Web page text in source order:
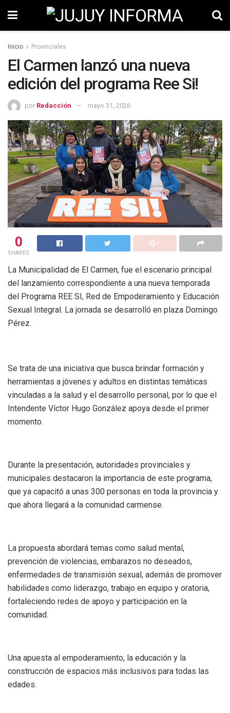
Inicio Provinciales
El Carmen lanzó una nueva
edición del programa Ree Si!
por Redacción mayo 31, 2026
0
SHARES
La Municipalidad de El Carmen, fue el escenario principal
del lanzamiento correspondiente a una nueva temporada
del Programa REE SI, Red de Empoderamiento y Educación
Sexual Integral. La jornada se desarrolló en plaza Domingo
Pérez.
Se trata de una iniciativa que busca brindar formación y
herramientas a jóvenes y adultos en distintas temáticas
vinculadas a la salud y el desarrollo personal, por lo que el
Intendente Víctor Hugo González apoya desde el primer
momento.
Durante la presentación, autoridades provinciales y
municipales destacaron la importancia de este programa,
que ya capacitó a unas 300 personas en toda la provincia y
que ahora llegará a la comunidad carmense.
La propuesta abordará temas como salud mental,
prevención de violencias, embarazos no deseados,
enfermedades de transmisión sexual, además de promover
habilidades como liderazgo, trabajo en equipo y oratoria,
fortaleciendo redes de apoyo y participación en la
comunidad.
Una apuesta al empoderamiento, la educación y la
construcción de espacios más inclusivos para todas las
edades.